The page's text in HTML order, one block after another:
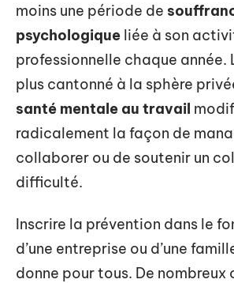
moins une période de
psychologique liée à son
professionnelle chaque année.
plus cantonné à la sphère
santé mentale au travail
radicalement la façon de
collaborer ou de soutenir un
difficulté.
Inscrire la prévention dans le
d’une entreprise ou d’une
donne pour tous. De nombreux